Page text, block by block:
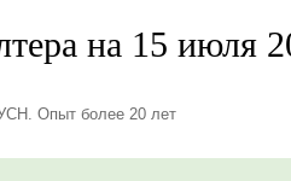
на 15 июля
Опыт более 20 лет